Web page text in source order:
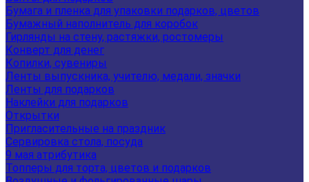
Бумага и пленка для упаковки подарков, цветов
Бумажный наполнитель для коробок
Гирлянды на стену, растяжки, ростомеры
Конверт для денег
Копилки, сувениры
Ленты выпускника, учителю, медали, значки
Ленты для подарков
Наклейки для подарков
Открытки
Пригласительные на праздник
Сервировка стола, посуда
9 мая атрибутика
Топперы для торта, цветов и подарков